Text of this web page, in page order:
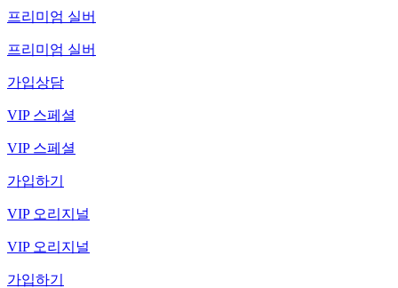
프리미엄 실버
프리미엄 실버
가입상담
VIP 스페셜
VIP 스페셜
가입하기
VIP 오리지널
VIP 오리지널
가입하기